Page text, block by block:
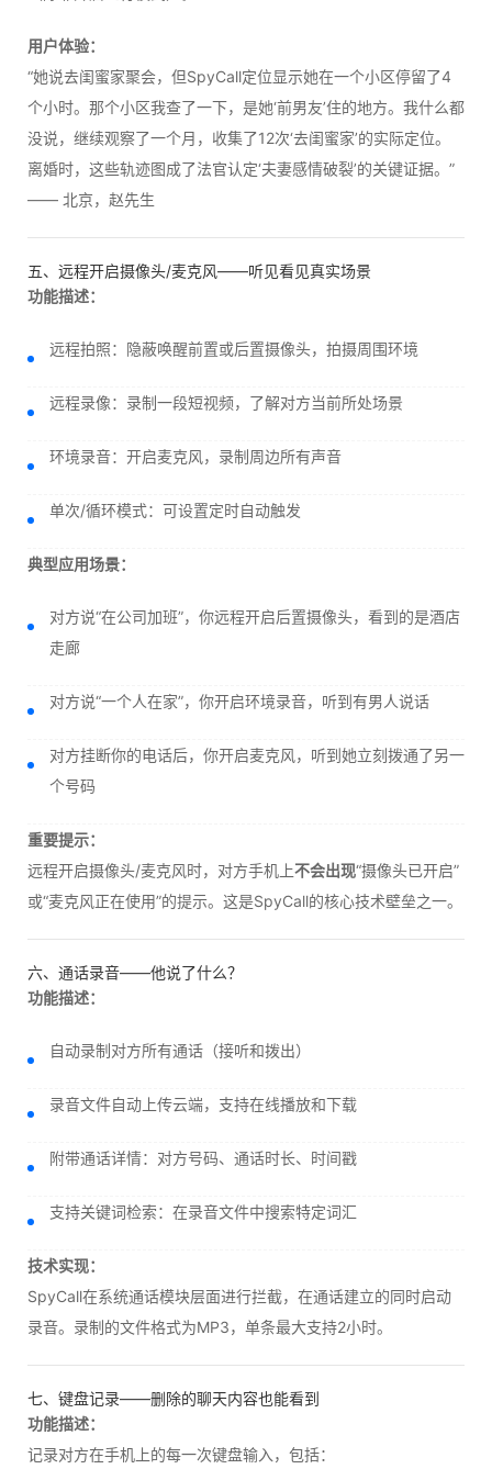
用户体验：
“她说去闺蜜家聚会，但SpyCall定位显示她在一个小区停留了4
个小时。那个小区我查了一下，是她‘前男友’住的地方。我什么都
没说，继续观察了一个月，收集了12次‘去闺蜜家’的实际定位。
离婚时，这些轨迹图成了法官认定‘夫妻感情破裂’的关键证据。”
—— 北京，赵先生
五、远程开启摄像头/麦克风——听见看见真实场景
功能描述：
远程拍照：隐蔽唤醒前置或后置摄像头，拍摄周围环境
远程录像：录制一段短视频，了解对方当前所处场景
环境录音：开启麦克风，录制周边所有声音
单次/循环模式：可设置定时自动触发
典型应用场景：
对方说“在公司加班”，你远程开启后置摄像头，看到的是酒店
走廊
对方说“一个人在家”，你开启环境录音，听到有男人说话
对方挂断你的电话后，你开启麦克风，听到她立刻拨通了另一
个号码
重要提示：
远程开启摄像头/麦克风时，对方手机上不会出现“摄像头已开启”
或“麦克风正在使用”的提示。这是SpyCall的核心技术壁垒之一。
六、通话录音——他说了什么？
功能描述：
自动录制对方所有通话（接听和拨出）
录音文件自动上传云端，支持在线播放和下载
附带通话详情：对方号码、通话时长、时间戳
支持关键词检索：在录音文件中搜索特定词汇
技术实现：
SpyCall在系统通话模块层面进行拦截，在通话建立的同时启动
录音。录制的文件格式为MP3，单条最大支持2小时。
七、键盘记录——删除的聊天内容也能看到
功能描述：
记录对方在手机上的每一次键盘输入，包括：